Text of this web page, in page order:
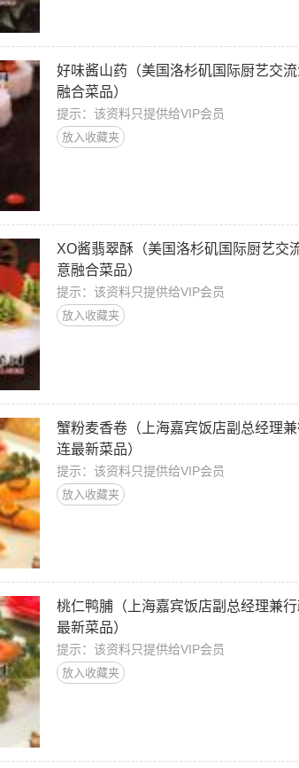
好味酱山药（美国洛杉矶国际厨艺交
融合菜品）
提示：该资料只提供给VIP会员
放入收藏夹
XO酱翡翠酥（美国洛杉矶国际厨艺交
意融合菜品）
提示：该资料只提供给VIP会员
放入收藏夹
蟹粉麦香卷（上海嘉宾饭店副总经理
连最新菜品）
提示：该资料只提供给VIP会员
放入收藏夹
桃仁鸭脯（上海嘉宾饭店副总经理兼
最新菜品）
提示：该资料只提供给VIP会员
放入收藏夹